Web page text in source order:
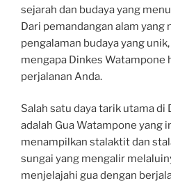
sejarah dan budaya yang
Dari pemandangan alam yang
pengalaman budaya yang
mengapa Dinkes Watampone
perjalanan Anda.
Salah satu daya tarik utama di
adalah Gua Watampone yang
menampilkan stalaktit dan
sungai yang mengalir
menjelajahi gua dengan